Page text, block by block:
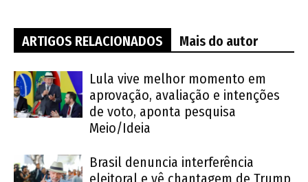
ARTIGOS RELACIONADOS Mais do autor
Lula vive melhor momento em
aprovação, avaliação e intenções
de voto, aponta pesquisa
Meio/Ideia
Brasil denuncia interferência
eleitoral e vê chantagem de Trump